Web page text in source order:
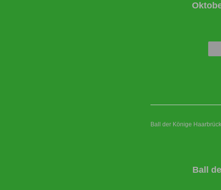
Ball der Könige
Ball